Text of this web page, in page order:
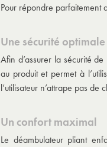
Pour répondre parfaitement
Une sécurité optimale
Afin d’assurer la sécurité
au produit et permet à
l’utilisateur n’attrape pas
Un confort maximal
Le déambulateur pliant